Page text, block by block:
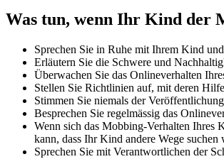
Was tun, wenn Ihr Kind der
Sprechen Sie in Ruhe mit Ihrem Kind
Erläutern Sie die Schwere und
Überwachen Sie das Onlineverhalten
Stellen Sie Richtlinien auf, mit deren
Stimmen Sie niemals der
Besprechen Sie regelmässig das
Wenn sich das Mobbing-Verhalten Ihres
kann, dass Ihr Kind andere Wege
Sprechen Sie mit Verantwortlichen der